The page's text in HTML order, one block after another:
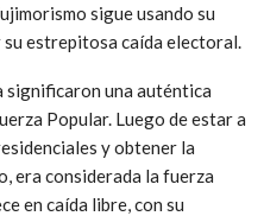
sigue usando su
estrepitosa caída electoral.
significaron una auténtica
Popular. Luego de estar a
y obtener la
era considerada la fuerza
en caída libre, con su